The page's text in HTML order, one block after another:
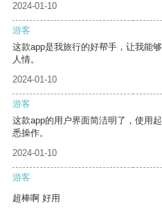
2024-01-10
游客
这款app是我旅行的好帮手，让我能
人情。
2024-01-10
游客
这款app的用户界面简洁明了，使用
悉操作。
2024-01-10
游客
超棒啊 好用